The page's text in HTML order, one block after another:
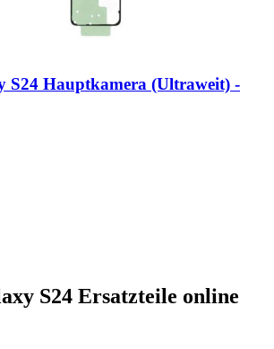
S24 Hauptkamera (Ultraweit) -
S24 Ersatzteile online